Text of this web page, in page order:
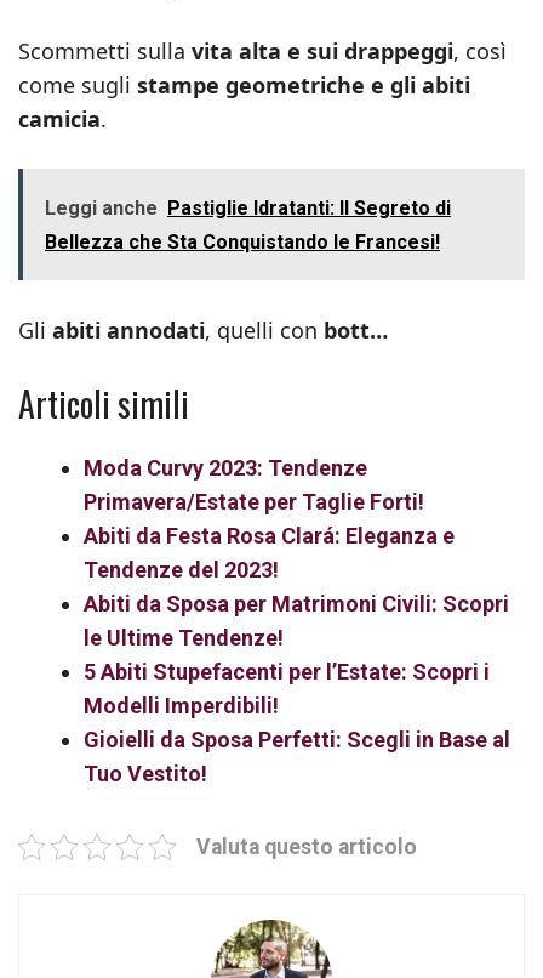
Scommetti sulla vita alta e sui drappeggi, così
come sugli stampe geometriche e gli abiti
camicia.
Leggi anche Pastiglie Idratanti: Il Segreto di
Bellezza che Sta Conquistando le Francesi!
Gli abiti annodati, quelli con bott…
Articoli simili
Moda Curvy 2023: Tendenze
Primavera/Estate per Taglie Forti!
Abiti da Festa Rosa Clará: Eleganza e
Tendenze del 2023!
Abiti da Sposa per Matrimoni Civili: Scopri
le Ultime Tendenze!
5 Abiti Stupefacenti per l’Estate: Scopri i
Modelli Imperdibili!
Gioielli da Sposa Perfetti: Scegli in Base al
Tuo Vestito!
Valuta questo articolo